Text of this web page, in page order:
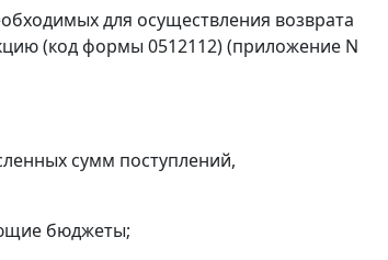
для осуществления возврата
(код формы 0512112) (приложение N
сумм поступлений,
бюджеты;